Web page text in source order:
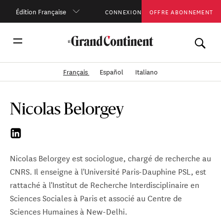
Édition Française CONNEXION OFFRE ABONNEMENT
Français Español Italiano
Nicolas Belorgey
Nicolas Belorgey est sociologue, chargé de recherche au
CNRS. Il enseigne à l'Université Paris-Dauphine PSL, est
rattaché à l'Institut de Recherche Interdisciplinaire en
Sciences Sociales à Paris et associé au Centre de
Sciences Humaines à New-Delhi.